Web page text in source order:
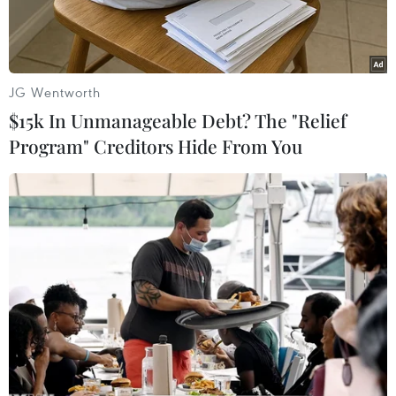
Bà Trương Thị Mai, Ủy viên Bộ Chính trị, Bí thư Trung ương
Đảng, Trưởng ban Dân vận Trung ương và ông Đinh La Thăng,
Ủy viên Bộ Chính trị, Bí thư Thành ủy TP. HCM trao giải thưởng
cho đại diện Vietcombank. (Nguồn: Vietcombank)
JG Wentworth
$15k In Unmanageable Debt? The "Relief
Program" Creditors Hide From You